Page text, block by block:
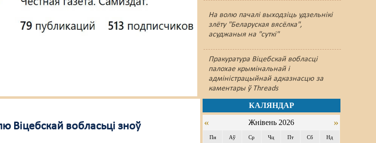
На волю пачалі выходзіць удзельнікі
злёту "Беларуская вясёлка",
асуджаныя на "суткі"
Пракуратура Віцебскай вобласці
палохае крымінальнай і
адміністрацыйнай адказнасцю за
каментары ў Threads
Віцебскай вобласьці зноў
КАЛЯНДАР
« Жнівень 2026 »
Пн Аў Ср Чц Пт Сб Нд